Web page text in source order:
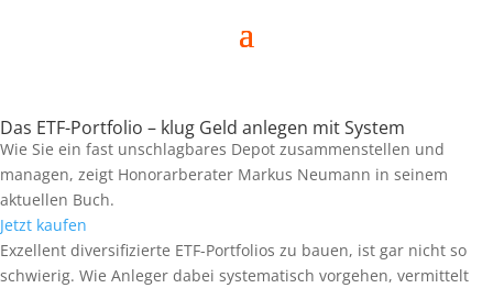
Das ETF-Portfolio – klug Geld anlegen mit System
Wie Sie ein fast unschlagbares Depot zusammenstellen und
managen, zeigt Honorarberater Markus Neumann in seinem
aktuellen Buch.
Jetzt kaufen
Exzellent diversifizierte ETF-Portfolios zu bauen, ist gar nicht so
schwierig. Wie Anleger dabei systematisch vorgehen, vermittelt